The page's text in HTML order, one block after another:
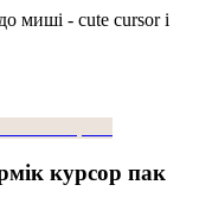
миші - cute cursor і
курсор пак